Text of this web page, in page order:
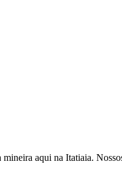
aqui na Itatiaia.